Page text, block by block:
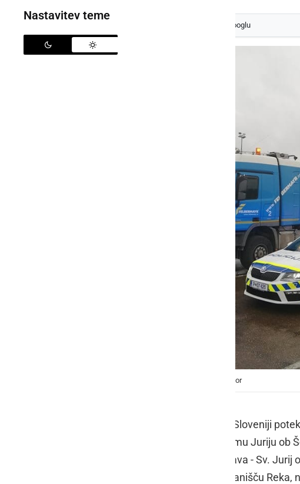
Nastavitev teme
kot svoj prednostni vir na Googlu
Tovor potuje v spremstvu policistov, foto: PU Maribor
V petek, 6. marca, v severovzhodni Sloveniji
mejnega prehoda Zavrč proti Svetemu Juriju ob
Mejni prehod Zavrč - Spuhlja - Dornava - Sv.
Tovor je sicer svojo pot pričel v pristanišču